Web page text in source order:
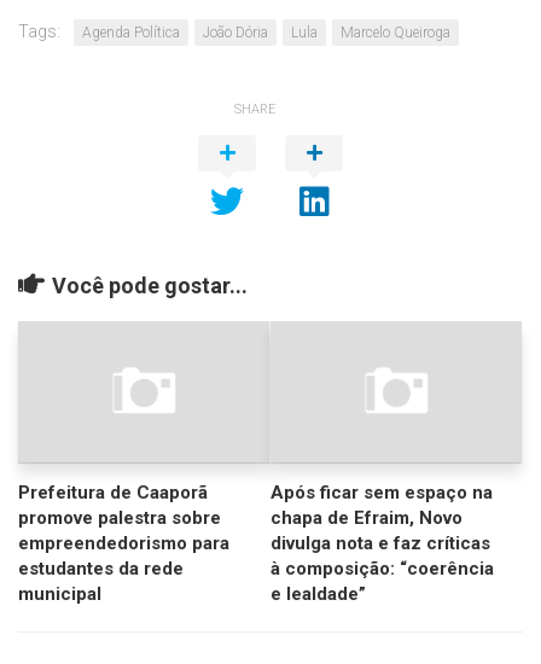
Tags: Agenda Política João Dória Lula Marcelo Queiroga
SHARE
Você pode gostar...
Prefeitura de Caaporã
promove palestra sobre
empreendedorismo para
estudantes da rede
municipal
Após ficar sem espaço na
chapa de Efraim, Novo
divulga nota e faz críticas
à composição: “coerência
e lealdade”